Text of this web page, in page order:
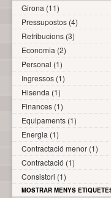
Girona (11)
Pressupostos (4)
Retribucions (3)
Economia (2)
Personal (1)
Ingressos (1)
Hisenda (1)
Finances (1)
Equipaments (1)
Energia (1)
Contractació menor (1)
Contractació (1)
Consistori (1)
MOSTRAR MENYS